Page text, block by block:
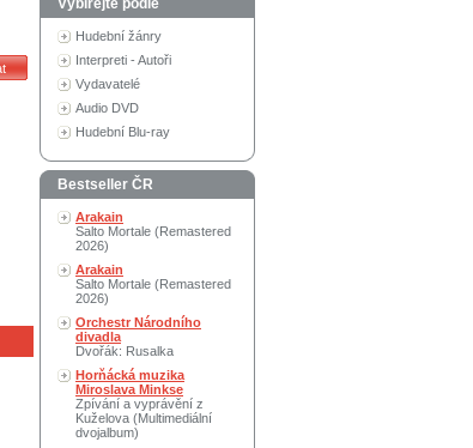
Vybírejte podle
Hudební žánry
Interpreti - Autoři
Vydavatelé
Audio DVD
Hudební Blu-ray
Bestseller ČR
Arakain
Salto Mortale (Remastered
2026)
Arakain
Salto Mortale (Remastered
2026)
Orchestr Národního
divadla
Dvořák: Rusalka
Horňácká muzika
Miroslava Minkse
Zpívání a vyprávění z
Kuželova (Multimediální
dvojalbum)